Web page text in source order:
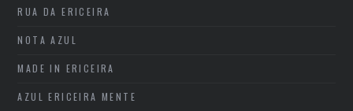
RUA DA ERICEIRA
NOTA AZUL
MADE IN ERICEIRA
AZUL ERICEIRA MENTE